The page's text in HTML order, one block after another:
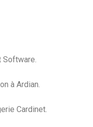
à Ardian.
Cardinet.